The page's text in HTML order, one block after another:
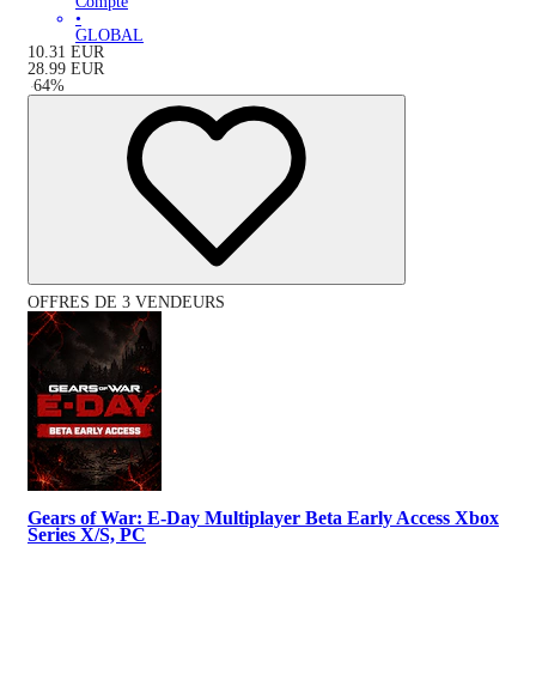
•
GLOBAL
10.31 EUR
28.99 EUR
-64%
OFFRES DE 3 VENDEURS
Gears of War: E-Day Multiplayer Beta Early Access Xbox
Series X/S, PC